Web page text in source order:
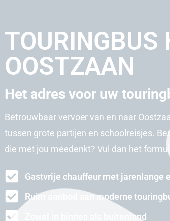
TOURINGBUS
OOSTZAAN
Het adres voor uw
Betrouwbaar vervoer van en naar
tussen grote partijen en schoolreisjes.
die met jou meedenkt? Vul dan het
Gastvrije chauffeur met jarenlange
Ruim aanbod aan moderne
Zowel in binnen als buitenland